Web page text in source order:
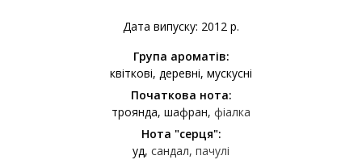
Дата випуску: 2012 р.
Група ароматів:
квіткові деревні мускусні
Початкова нота:
троянда шафран фіалка
Нота "серця":
уд сандал пачулі